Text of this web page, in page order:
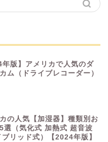
年版】アメリカで人気のダ
ム（ドライブレコーダー）
の人気【加湿器】種類別お
選（気化式 加熱式 超音波
リッド式）【2024年版】